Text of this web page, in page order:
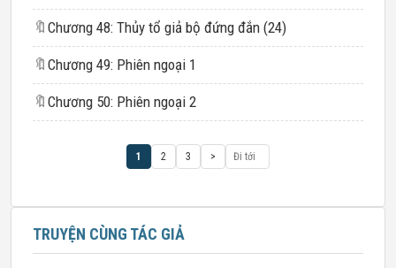
🔖 Chương 48: Thủy tổ giả bộ đứng đắn (24)
🔖 Chương 49: Phiên ngoại 1
🔖 Chương 50: Phiên ngoại 2
1 2 3 >
TRUYỆN CÙNG TÁC GIẢ